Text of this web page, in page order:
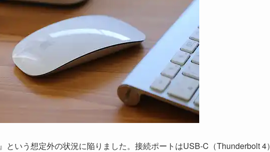
』という想定外の状況に陥りました。接続ポートはUSB-C（Thunderbolt 4）